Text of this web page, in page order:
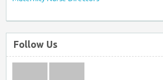
Follow Us